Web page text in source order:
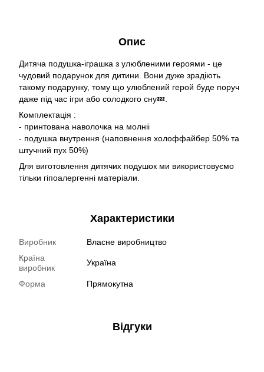
Опис
Дитяча подушка-іграшка з улюбленими героями - це
чудовий подарунок для дитини. Вони дуже зрадіють
такому подарунку, тому що улюблений герой буде поруч
даже під час ігри або солодкого сну💤.
Комплектація :
- принтована наволочка на молніі
- подушка внутрення (наповнення холоффайбер 50% та
штучний пух 50%)
Для виготовлення дитячих подушок ми використовуємо
тільки гіпоалергенні матеріали.
Характеристики
Виробник
Власне виробництво
Країна
виробник
Україна
Форма Прямокутна
Відгуки